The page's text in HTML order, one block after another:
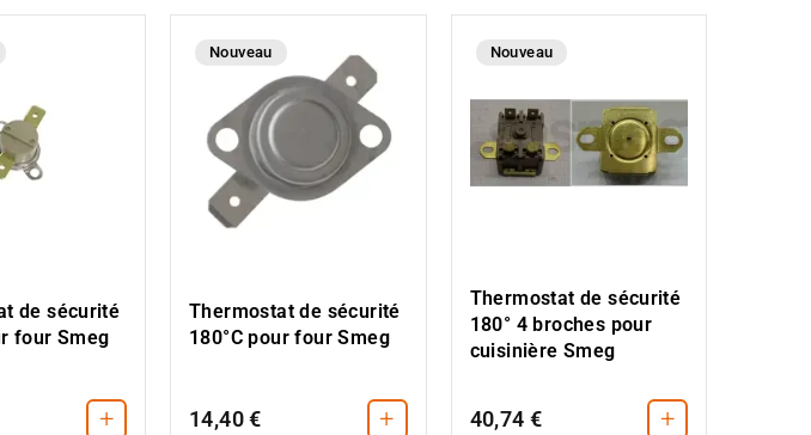
de sécurité
four Smeg
+
Nouveau
Thermostat de sécurité
180°C pour four Smeg
14,40 € +
Nouveau
Thermostat de sécurité
180° 4 broches pour
cuisinière Smeg
40,74 € +